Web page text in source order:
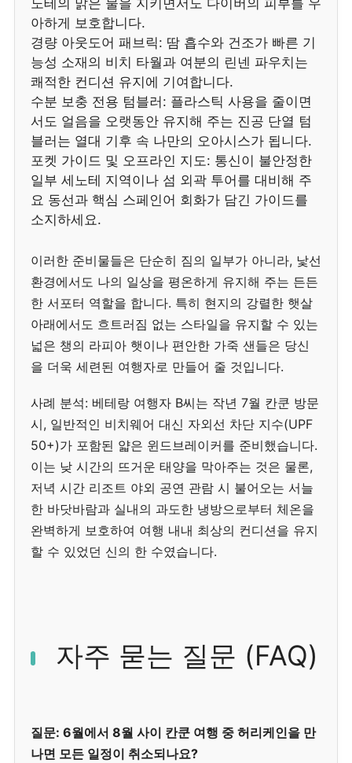
노테의 맑은 물을 지키면서도 다이버의 피부를 우
아하게 보호합니다.
경량 아웃도어 패브릭: 땀 흡수와 건조가 빠른 기
능성 소재의 비치 타월과 여분의 린넨 파우치는
쾌적한 컨디션 유지에 기여합니다.
수분 보충 전용 텀블러: 플라스틱 사용을 줄이면
서도 얼음을 오랫동안 유지해 주는 진공 단열 텀
블러는 열대 기후 속 나만의 오아시스가 됩니다.
포켓 가이드 및 오프라인 지도: 통신이 불안정한
일부 세노테 지역이나 섬 외곽 투어를 대비해 주
요 동선과 핵심 스페인어 회화가 담긴 가이드를
소지하세요.
이러한 준비물들은 단순히 짐의 일부가 아니라, 낯선
환경에서도 나의 일상을 평온하게 유지해 주는 든든
한 서포터 역할을 합니다. 특히 현지의 강렬한 햇살
아래에서도 흐트러짐 없는 스타일을 유지할 수 있는
넓은 챙의 라피아 햇이나 편안한 가죽 샌들은 당신
을 더욱 세련된 여행자로 만들어 줄 것입니다.
사례 분석: 베테랑 여행자 B씨는 작년 7월 칸쿤 방문
시, 일반적인 비치웨어 대신 자외선 차단 지수(UPF
50+)가 포함된 얇은 윈드브레이커를 준비했습니다.
이는 낮 시간의 뜨거운 태양을 막아주는 것은 물론,
저녁 시간 리조트 야외 공연 관람 시 불어오는 서늘
한 바닷바람과 실내의 과도한 냉방으로부터 체온을
완벽하게 보호하여 여행 내내 최상의 컨디션을 유지
할 수 있었던 신의 한 수였습니다.
자주 묻는 질문 (FAQ)
질문: 6월에서 8월 사이 칸쿤 여행 중 허리케인을 만
나면 모든 일정이 취소되나요?